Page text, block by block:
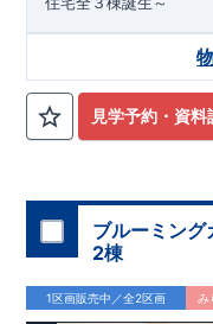
見学予約・資料
ブルーミング
2棟
1区画販売中／全2区画 み